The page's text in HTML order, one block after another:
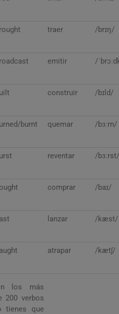
traer /brɪŋ/
emitir /
construir /bɪld/
burnt quemar /bɜːrn/
reventar /bɜːrst/
comprar /baɪ/
lanzar /kæst/
atrapar /kætʃ/
los más
200 verbos
tienes que